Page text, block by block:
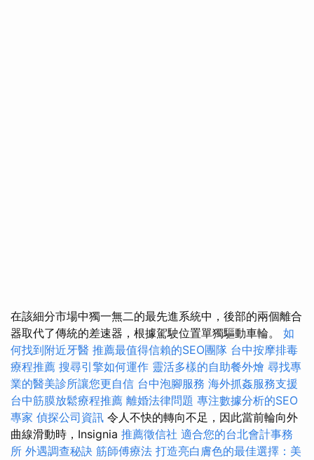
在該細分市場中獨一無二的最先進系統中，後部的兩個離合
器取代了傳統的差速器，根據駕駛位置單獨驅動車輪。 如
何找到附近牙醫 推薦最值得信賴的SEO團隊 台中按摩排毒
療程推薦 搜尋引擎如何運作 靈活多樣的自助餐外燴 尋找專
業的醫美診所讓您更自信 台中泡腳服務 海外抓姦服務支援
台中筋膜放鬆療程推薦 離婚法律問題 專注數據分析的SEO
專家 偵探公司資訊 令人不快的轉向不足，因此當前輪向外
曲線滑動時，Insignia 推薦徵信社 適合您的台北會計事務
所 外遇調查秘訣 筋師傅療法 打造亮白膚色的最佳選擇：美